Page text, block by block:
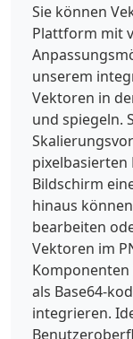
Sie können
Plattform mit
unserem
Vektoren in
und spiegeln.
Bildschirm
hinaus
bearbeiten
Vektoren im
Komponenten
als Base64-
integrieren.